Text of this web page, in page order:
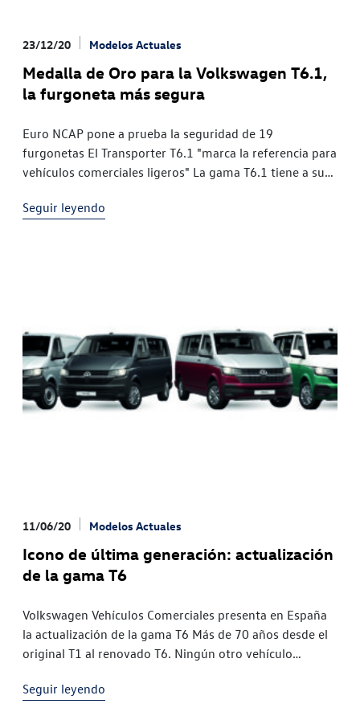
23/12/20 Modelos Actuales
Medalla de Oro para la Volkswagen T6.1,
la furgoneta más segura
Euro NCAP pone a prueba la seguridad de 19
furgonetas El Transporter T6.1 "marca la referencia para
vehículos comerciales ligeros" La gama T6.1 tiene a su
al conductor El consorcio Euro NCAP acaba de probar la
recibido una medalla de oro del Euro NCAP.
Seguir leyendo
11/06/20 Modelos Actuales
Icono de última generación: actualización
de la gama T6
Volkswagen Vehículos Comerciales presenta en España
la actualización de la gama T6 Más de 70 años desde el
original T1 al renovado T6. Ningún otro vehículo
La actualización de la gama T6 incorpora tecnología y
Seguir leyendo